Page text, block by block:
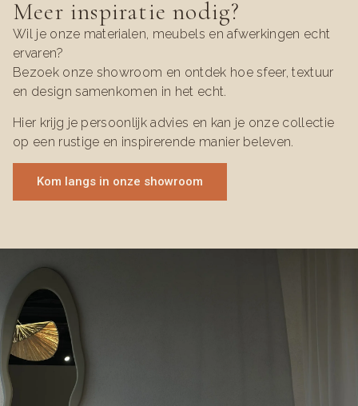
Meer inspiratie nodig?
Wil je onze materialen, meubels en afwerkingen echt
ervaren?
Bezoek onze showroom en ontdek hoe sfeer, textuur
en design samenkomen in het echt.
Hier krijg je persoonlijk advies en kan je onze collectie
op een rustige en inspirerende manier beleven.
Kom langs in onze showroom